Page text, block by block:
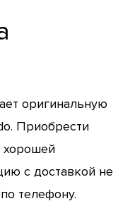
оригинальную
Приобрести
хорошей
с доставкой не
телефону.